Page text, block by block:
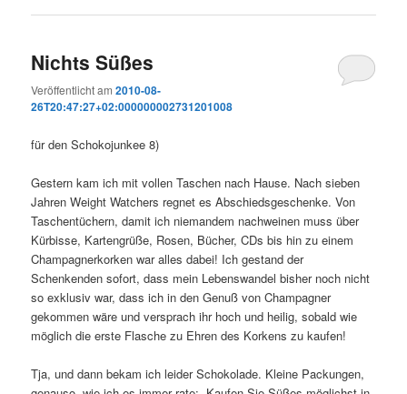
Nichts Süßes
Veröffentlicht am2010-08-
26T20:47:27+02:000000002731201008
für den Schokojunkee 8)
Gestern kam ich mit vollen Taschen nach Hause. Nach sieben
Jahren Weight Watchers regnet es Abschiedsgeschenke. Von
Taschentüchern, damit ich niemandem nachweinen muss über
Kürbisse, Kartengrüße, Rosen, Bücher, CDs bis hin zu einem
Champagnerkorken war alles dabei! Ich gestand der
Schenkenden sofort, dass mein Lebenswandel bisher noch nicht
so exklusiv war, dass ich in den Genuß von Champagner
gekommen wäre und versprach ihr hoch und heilig, sobald wie
möglich die erste Flasche zu Ehren des Korkens zu kaufen!
Tja, und dann bekam ich leider Schokolade. Kleine Packungen,